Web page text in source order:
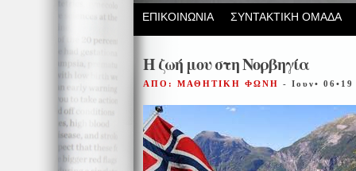
ΕΠΙΚΟΙΝΩΝΙΑ ΣΥΝΤΑΚΤΙΚΗ ΟΜΑΔΑ
Η ζωή μου στη Νορβηγία
ΑΠΟ: ΜΑΘΗΤΙΚΗ ΦΩΝΗ - Ιουν• 06•19